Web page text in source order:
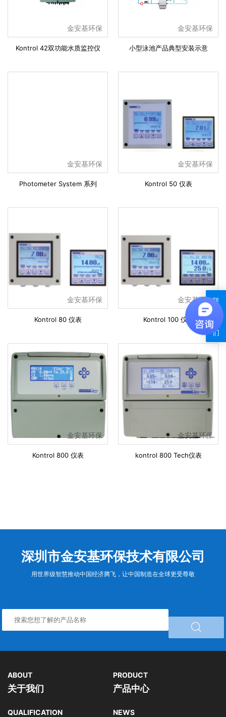
金安基环保
Kontrol 42双功能水质监控仪
金安基环保
小型泳池产品典型安装示意
金安基环保
Photometer System 系列
金安基环保
Kontrol 50 仪表
金安基环保
Kontrol 80 仪表
金安基环保
Kontrol 100 仪表
金安基环保
Kontrol 800 仪表
金安基环保
kontrol 800 Tech仪表
深圳市金安基环保技术有限公司
用世界级智慧推动中国经济腾飞，让中国制造在全球更受尊敬

ABOUT
关于我们
PRODUCT
产品中心
QUALIFICATION NEWS
联
我
们